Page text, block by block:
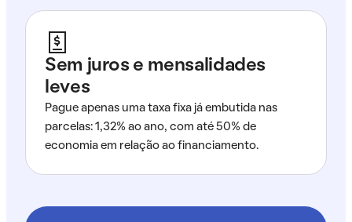
Sem juros e mensalidades
leves
Pague apenas uma taxa fixa já embutida nas
parcelas: 1,32% ao ano, com até 50% de
economia em relação ao financiamento.